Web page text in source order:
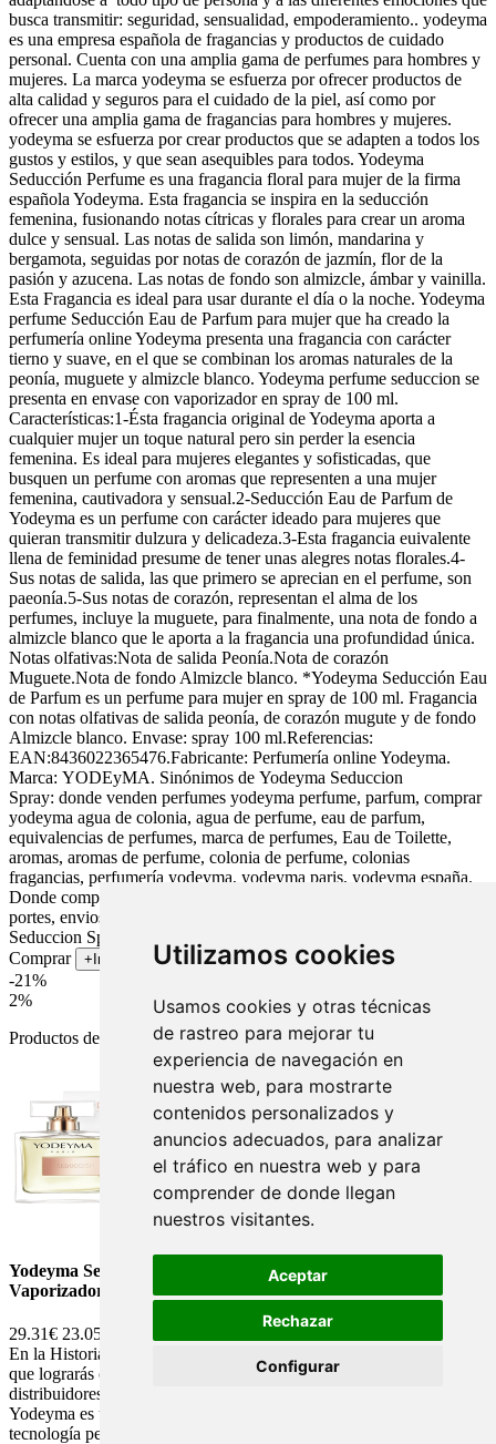
Utilizamos cookies
Usamos cookies y otras técnicas
de rastreo para mejorar tu
experiencia de navegación en
nuestra web, para mostrarte
contenidos personalizados y
anuncios adecuados, para analizar
el tráfico en nuestra web y para
comprender de donde llegan
nuestros visitantes.
Aceptar
Rechazar
Configurar
busca transmitir: seguridad, sensualidad, empoderamiento.. yodeyma
es una empresa española de fragancias y productos de cuidado
personal. Cuenta con una amplia gama de perfumes para hombres y
mujeres. La marca yodeyma se esfuerza por ofrecer productos de
alta calidad y seguros para el cuidado de la piel, así como por
ofrecer una amplia gama de fragancias para hombres y mujeres.
yodeyma se esfuerza por crear productos que se adapten a todos los
gustos y estilos, y que sean asequibles para todos. Yodeyma
Seducción Perfume es una fragancia floral para mujer de la firma
española Yodeyma. Esta fragancia se inspira en la seducción
femenina, fusionando notas cítricas y florales para crear un aroma
dulce y sensual. Las notas de salida son limón, mandarina y
bergamota, seguidas por notas de corazón de jazmín, flor de la
pasión y azucena. Las notas de fondo son almizcle, ámbar y vainilla.
Esta Fragancia es ideal para usar durante el día o la noche. Yodeyma
perfume Seducción Eau de Parfum para mujer que ha creado la
perfumería online Yodeyma presenta una fragancia con carácter
tierno y suave, en el que se combinan los aromas naturales de la
peonía, muguete y almizcle blanco. Yodeyma perfume seduccion se
presenta en envase con vaporizador en spray de 100 ml.
Características:1-Ésta fragancia original de Yodeyma aporta a
cualquier mujer un toque natural pero sin perder la esencia
femenina. Es ideal para mujeres elegantes y sofisticadas, que
busquen un perfume con aromas que representen a una mujer
femenina, cautivadora y sensual.2-Seducción Eau de Parfum de
Yodeyma es un perfume con carácter ideado para mujeres que
quieran transmitir dulzura y delicadeza.3-Esta fragancia euivalente
llena de feminidad presume de tener unas alegres notas florales.4-
Sus notas de salida, las que primero se aprecian en el perfume, son
paeonía.5-Sus notas de corazón, representan el alma de los
perfumes, incluye la muguete, para finalmente, una nota de fondo a
almizcle blanco que le aporta a la fragancia una profundidad única.
Notas olfativas:Nota de salida Peonía.Nota de corazón
Muguete.Nota de fondo Almizcle blanco. *Yodeyma Seducción Eau
de Parfum es un perfume para mujer en spray de 100 ml. Fragancia
con notas olfativas de salida peonía, de corazón mugute y de fondo
Almizcle blanco. Envase: spray 100 ml.Referencias:
EAN:8436022365476.Fabricante: Perfumería online Yodeyma.
Marca: YODEyMA. Sinónimos de Yodeyma Seduccion
Spray: donde venden perfumes yodeyma perfume, parfum, comprar
yodeyma agua de colonia, agua de perfume, eau de parfum,
equivalencias de perfumes, marca de perfumes, Eau de Toilette,
aromas, aromas de perfume, colonia de perfume, colonias
fragancias, perfumería yodeyma, yodeyma paris, yodeyma españa.
Donde comprar, adquirir, conseguir, despachar, mercar, vender,
portes, envios gratis: en farmacias y parafarmacias online. Yodeyma
Seduccion Spray 100 ml, Eau de Parfum de Yodeyma para Mujer.
Comprar
+Info
-21%
2%
Productos de la misma gamayodeyma:
Yodeyma Seduccion Perfume Yodeyma Fragancia Mujer
Vaporizador 100ml.
29.31€ 23.05€
En la Historia de Yodeyma te hablamos de este maravilloso perfume
que lograrás comprar directamente en línea en Yodeyma y en
distribuidores autorizados como Celorriofarma. La Historia De
Yodeyma es una historia de éxito es un producto creado con alta
tecnología perfumista que no puede faltar en tu vida. Haciendo un